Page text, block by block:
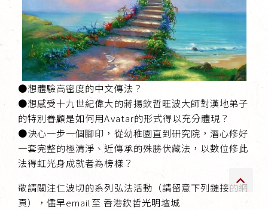
*巴麥寺與麥青寺的聯合聲明
尊貴上師珍寶開示
巴麥欽哲珍寶開示
前行開示文集
●想體驗高密度的中文傳法？
●想感受十九世紀偉大的蔣揚欽哲旺波大師對漢地弟子
的特別眷顧是如何用Avatar的形式得以充分體現？
●決心一步一個腳印，從幼稚園直到研究院，潛心修好
一套完整的極清淨、近傳承的殊勝伏藏法，以數位修此
法得虹光身成就者為榜樣？
敬請關注仁波切的系列弘法活動（請留意下列鏈接的網
頁），儘早email至 香港欽哲光明壇城